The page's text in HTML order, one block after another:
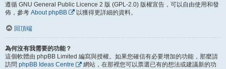
遵循 GNU General Public Licence 2 版 (GPL-2.0) 版權宣告，可以自由使用和發
佈，參考 About phpBB 以獲得更詳細的資料。
回頂端
為何沒有我需要的功能？
這個軟體由 phpBB Limited 編寫與授權。如果您確信有必要增加的功能，那麼請
訪問 phpBB Ideas Centre
網站，在那裡您可以票選已有的想法或建議新的功